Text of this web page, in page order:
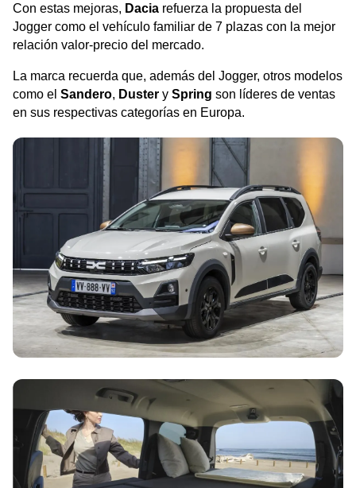
Con estas mejoras, Dacia refuerza la propuesta del
Jogger como el vehículo familiar de 7 plazas con la mejor
relación valor-precio del mercado.
La marca recuerda que, además del Jogger, otros modelos
como el Sandero, Duster y Spring son líderes de ventas
en sus respectivas categorías en Europa.